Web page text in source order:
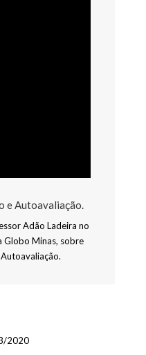
e Autoavaliação.
Adão Ladeira no
Globo Minas, sobre
2020